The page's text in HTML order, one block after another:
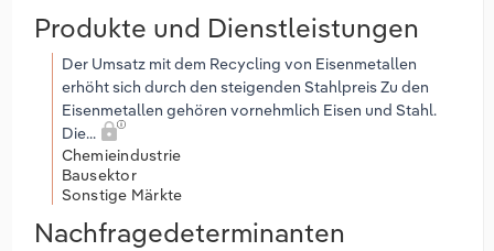
Produkte und Dienstleistungen
Der Umsatz mit dem Recycling von Eisenmetallen
erhöht sich durch den steigenden Stahlpreis Zu den
Eisenmetallen gehören vornehmlich Eisen und Stahl.
Die...
Chemieindustrie
Bausektor
Sonstige Märkte
Nachfragedeterminanten